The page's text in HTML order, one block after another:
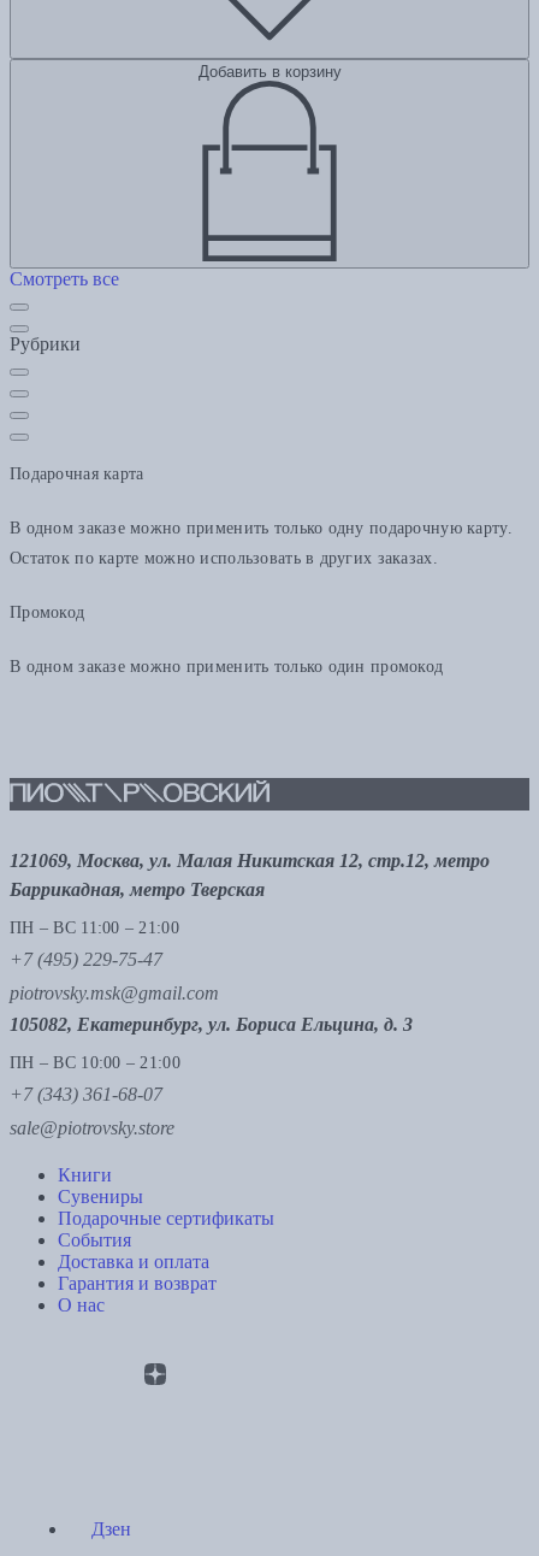
Добавить в корзину
Смотреть все
Рубрики
Подарочная карта
В одном заказе можно применить только одну подарочную карту.
Остаток по карте можно использовать в других заказах.
Промокод
В одном заказе можно применить только один промокод
121069, Москва, ул. Малая Никитская 12, стр.12, метро
Баррикадная, метро Тверская
ПН – ВС 11:00 – 21:00
+7 (495) 229-75-47
piotrovsky.msk@gmail.com
105082, Екатеринбург, ул. Бориса Ельцина, д. 3
ПН – ВС 10:00 – 21:00
+7 (343) 361-68-07
sale@piotrovsky.store
Книги
Сувениры
Подарочные сертификаты
События
Доставка и оплата
Гарантия и возврат
О нас
Дзен